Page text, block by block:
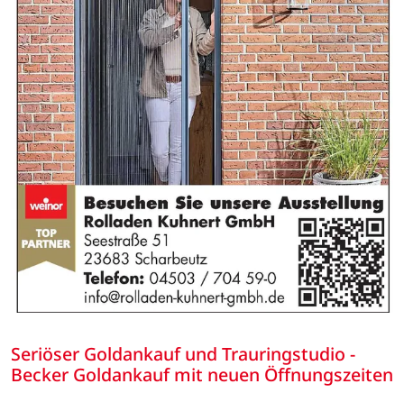
Seriöser Goldankauf und Trauringstudio -
Becker Goldankauf mit neuen Öffnungszeiten